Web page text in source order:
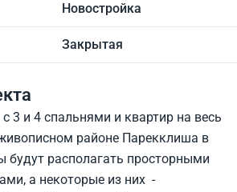
Новостройка
Закрытая
3 и 4 спальнями и квартир на весь
районе Парекклиша в
будут располагать просторными
а некоторые из них -